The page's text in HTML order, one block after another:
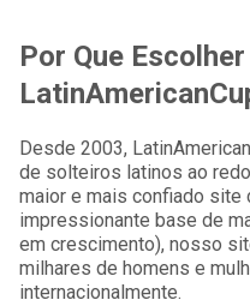
Por Que Escolher
Desde 2003,
de solteiros latinos ao
maior e mais confiado site
impressionante base de
em crescimento), nosso
milhares de homens e
internacionalmente.